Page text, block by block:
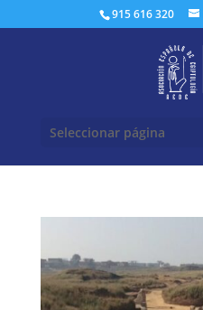
915 616 320
Seleccionar página